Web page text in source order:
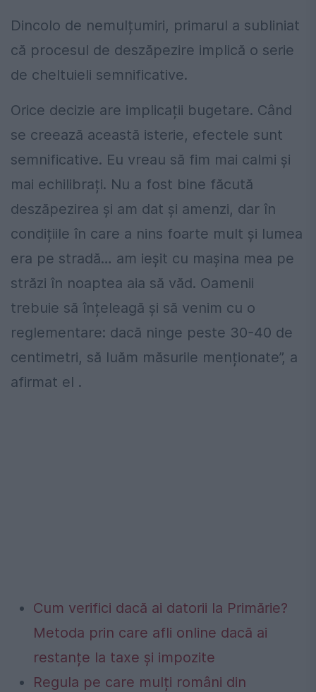
Dincolo de nemulțumiri, primarul a subliniat
că procesul de deszăpezire implică o serie
de cheltuieli semnificative.
Orice decizie are implicații bugetare. Când
se creează această isterie, efectele sunt
semnificative. Eu vreau să fim mai calmi și
mai echilibrați. Nu a fost bine făcută
deszăpezirea și am dat și amenzi, dar în
condițiile în care a nins foarte mult și lumea
era pe stradă… am ieșit cu mașina mea pe
străzi în noaptea aia să văd. Oamenii
trebuie să înțeleagă și să venim cu o
reglementare: dacă ninge peste 30-40 de
centimetri, să luăm măsurile menționate”, a
afirmat el .
Cum verifici dacă ai datorii la Primărie?
Metoda prin care afli online dacă ai
restanțe la taxe și impozite
Regula pe care mulți români din